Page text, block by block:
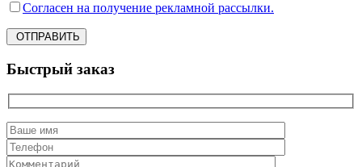
Согласен на получение рекламной рассылки.
ОТПРАВИТЬ
Быстрый заказ